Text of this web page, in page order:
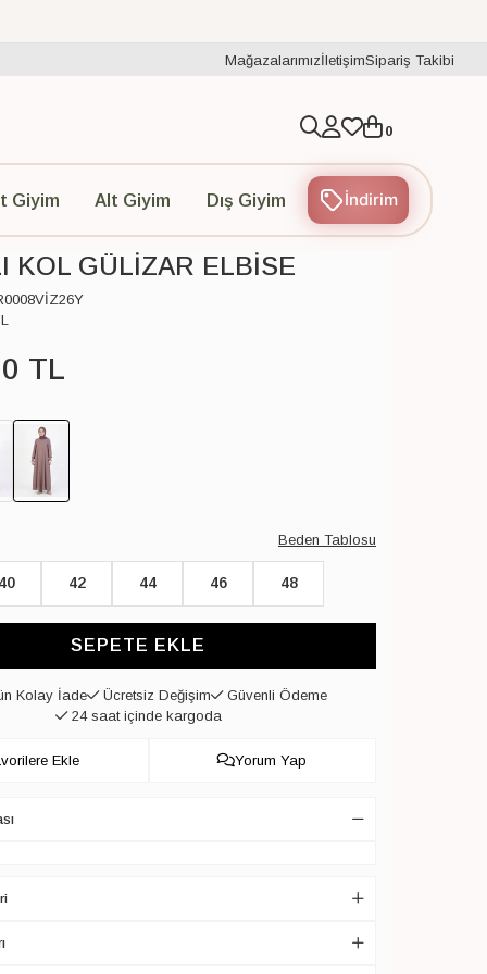
MağazalarımızİletişimSipariş Takibi
0
Giyim Alt Giyim Dış Giyim İndirim
KOL GÜLİZAR ELBİSE
TL
Beden Tablosu
40 42 44 46 48
SEPETE EKLE
Kolay İade Ücretsiz Değişim
Güvenli Ödeme
24 saat içinde kargoda
Ekle Yorum Yap